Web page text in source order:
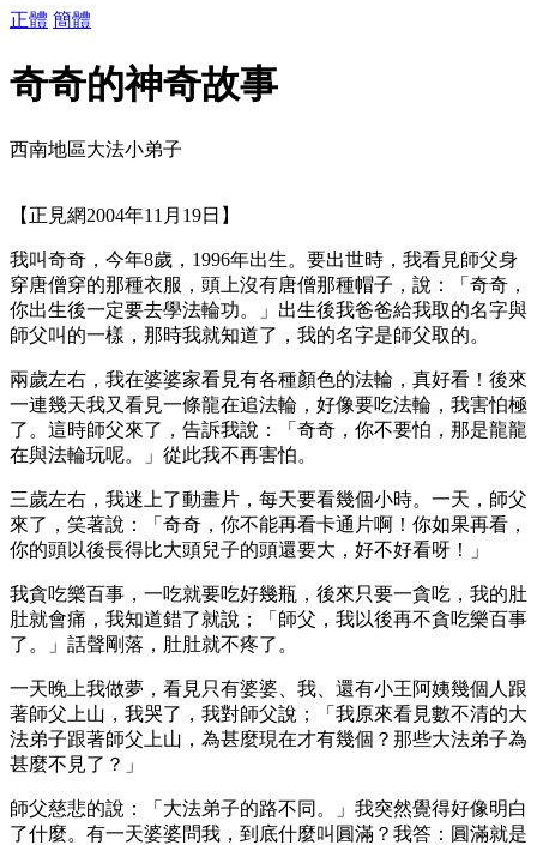
正體 簡體
奇奇的神奇故事
西南地區大法小弟子
【正見網2004年11月19日】
我叫奇奇，今年8歲，1996年出生。要出世時，我看見師父身
穿唐僧穿的那種衣服，頭上沒有唐僧那種帽子，說：「奇奇，
你出生後一定要去學法輪功。」出生後我爸爸給我取的名字與
師父叫的一樣，那時我就知道了，我的名字是師父取的。
兩歲左右，我在婆婆家看見有各種顏色的法輪，真好看！後來
一連幾天我又看見一條龍在追法輪，好像要吃法輪，我害怕極
了。這時師父來了，告訴我說：「奇奇，你不要怕，那是龍龍
在與法輪玩呢。」從此我不再害怕。
三歲左右，我迷上了動畫片，每天要看幾個小時。一天，師父
來了，笑著說：「奇奇，你不能再看卡通片啊！你如果再看，
你的頭以後長得比大頭兒子的頭還要大，好不好看呀！」
我貪吃樂百事，一吃就要吃好幾瓶，後來只要一貪吃，我的肚
肚就會痛，我知道錯了就說；「師父，我以後再不貪吃樂百事
了。」話聲剛落，肚肚就不疼了。
一天晚上我做夢，看見只有婆婆、我、還有小王阿姨幾個人跟
著師父上山，我哭了，我對師父說；「我原來看見數不清的大
法弟子跟著師父上山，為甚麼現在才有幾個？那些大法弟子為
甚麼不見了？」
師父慈悲的說：「大法弟子的路不同。」我突然覺得好像明白
了什麼。有一天婆婆問我，到底什麼叫圓滿？我答：圓滿就是